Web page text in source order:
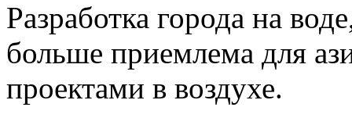
Разработка города на
больше приемлема для
проектами в воздухе.